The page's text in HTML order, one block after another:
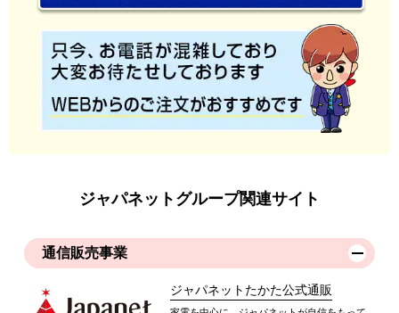
ジャパネットグループ関連サイト
通信販売事業
ジャパネットたかた公式通販